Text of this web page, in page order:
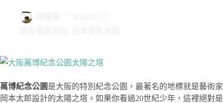
萬博紀念公園是大阪的特別紀念公園，最著名的地標就是藝術家
岡本太郎設計的太陽之塔。如果你看過20世紀少年，這裡絕對是